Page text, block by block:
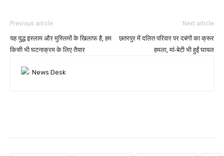
Previous article
यह युद्ध इस्‍लाम और मुस्लिमों के खिलाफ है, हम
किसी भी घटनाक्रम के लिए तैयार
Next article
छतरपुर में दलित परिवार पर दबंगों का क्रूर
हमला, मां-बेटी भी हुईं घायल